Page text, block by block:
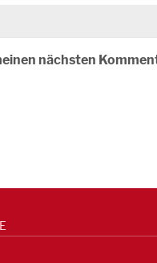
nächsten